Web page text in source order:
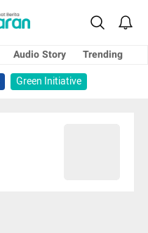
Audio Story
Trending
Green Initiative